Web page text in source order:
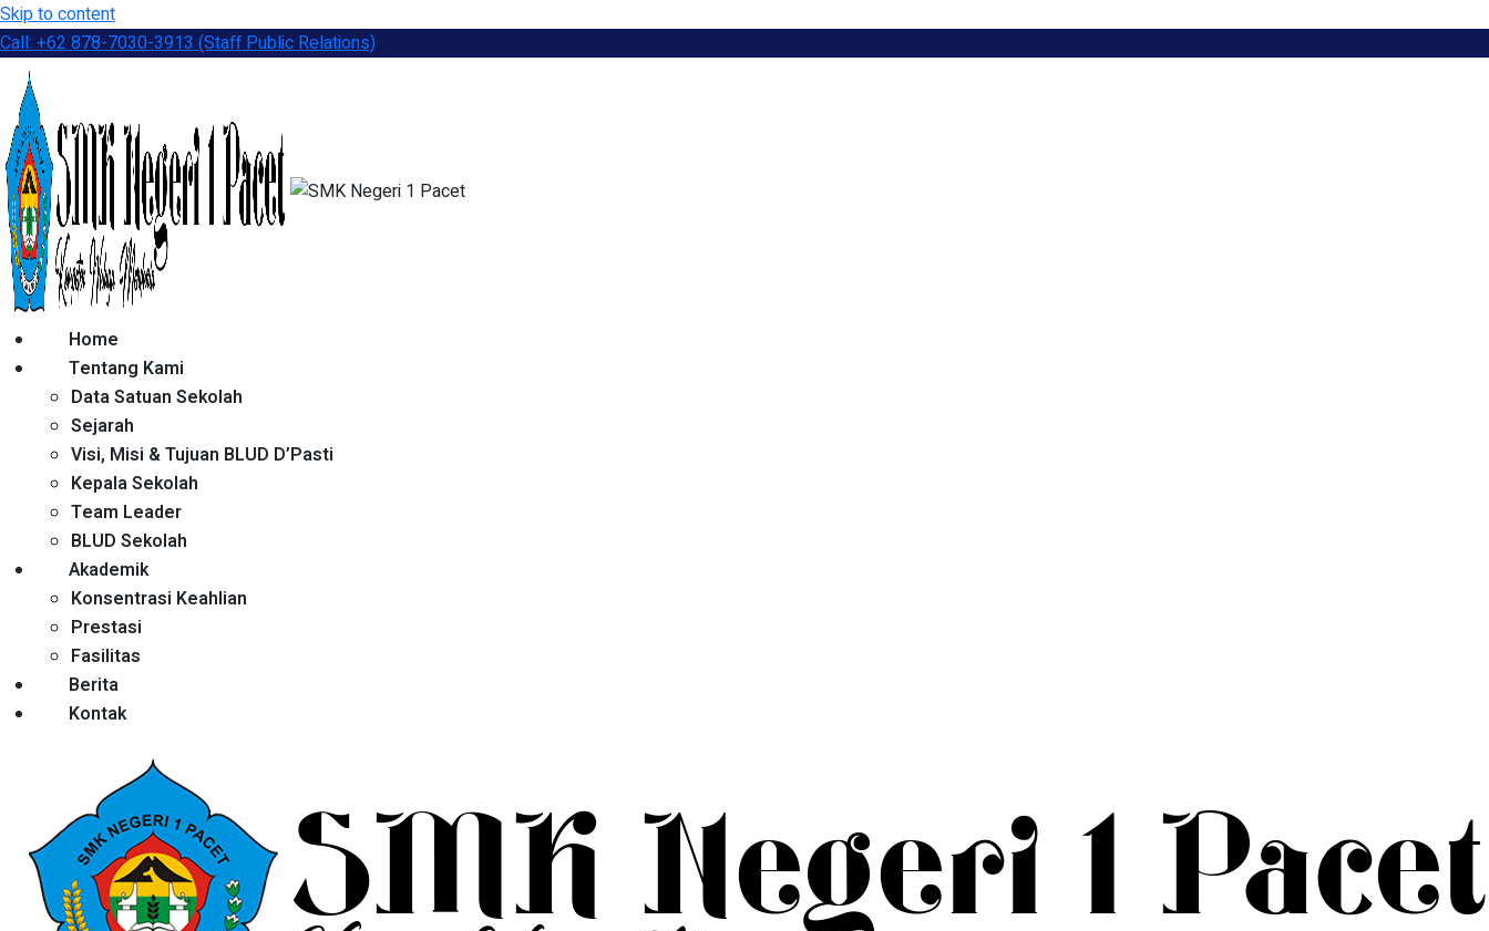
Skip to content
Call: +62 878-7030-3913 (Staff Public Relations)
Home
Tentang Kami
Data Satuan Sekolah
Sejarah
Visi, Misi & Tujuan BLUD D’Pasti
Kepala Sekolah
Team Leader
BLUD Sekolah
Akademik
Konsentrasi Keahlian
Prestasi
Fasilitas
Berita
Kontak